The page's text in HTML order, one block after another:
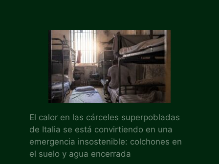
El calor en las cárceles superpobladas
de Italia se está convirtiendo en una
emergencia insostenible: colchones en
el suelo y agua encerrada